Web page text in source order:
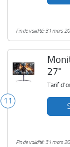
Fin de validité: 31 mars
11
27"
Tarif
Fin de validité: 31 mars